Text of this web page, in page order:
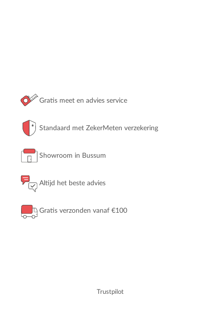
Gratis meet en advies service
Standaard met ZekerMeten verzekering
Showroom in Bussum
Altijd het beste advies
Gratis verzonden vanaf €100
Trustpilot